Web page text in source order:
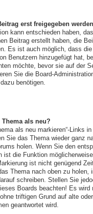
erst freigegeben
kann entschieden haben,
Beitrag erstellt haben, die
Es ist auch möglich, dass
Benutzern hinzugefügt hat,
möchte, bevor sie auf der
Sie die Board-
benötigen.
als neu?
als neu markieren“-Links in
Sie das Thema wieder ganz
holen. Wenn Sie den
ist die Funktion
ist nicht genügend
Thema nach oben zu holen,
schreiben. Stellen Sie
Boards beachten! Es wird
triftigen Grund auf alte oder
geantwortet wird.